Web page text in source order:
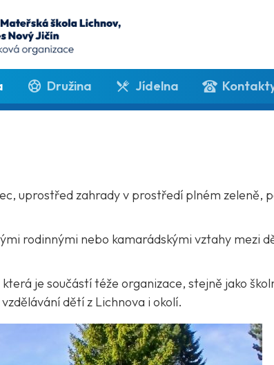
Družina Jídelna
uprostřed zahrady v prostředí plném zeleně,
rodinnými nebo kamarádskými vztahy mezi
je součástí téže organizace, stejně jako
dětí z Lichnova i okolí.